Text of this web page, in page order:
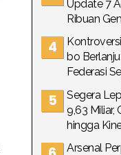
Update 7
Ribuan
bo
Federasi
Segera
9,63 Miliar,
hingga
Arsenal